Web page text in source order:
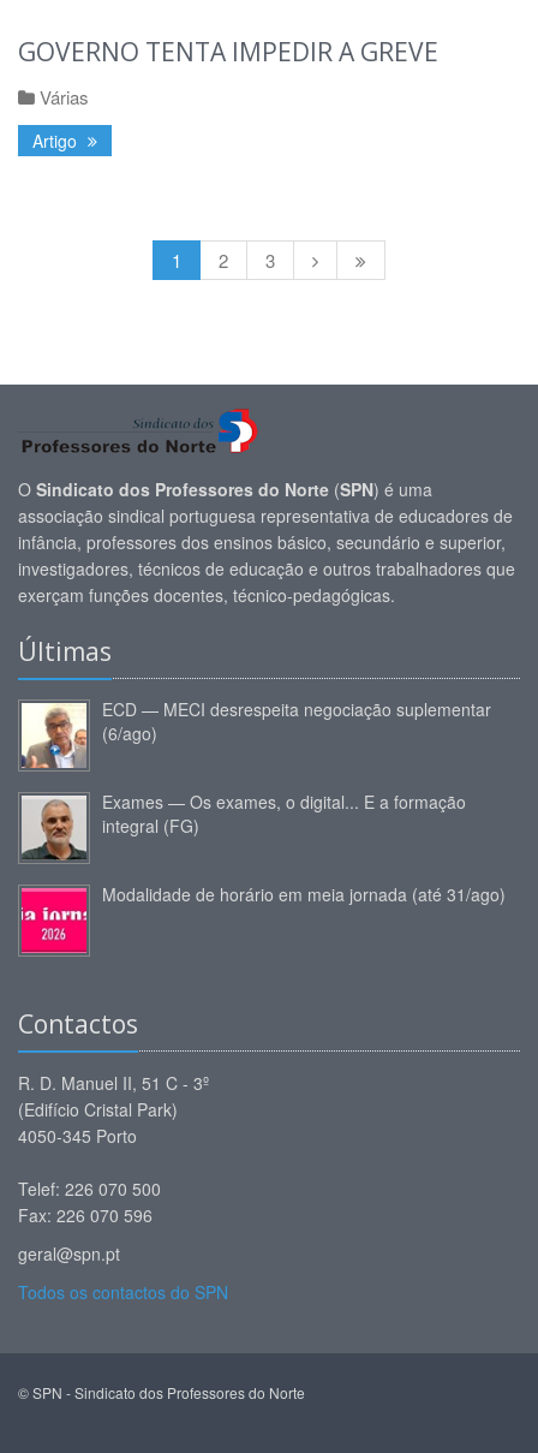
GOVERNO TENTA IMPEDIR A GREVE
Várias
Artigo
1 2 3
O Sindicato dos Professores do Norte (SPN) é uma
associação sindical portuguesa representativa de educadores de
infância, professores dos ensinos básico, secundário e superior,
investigadores, técnicos de educação e outros trabalhadores que
exerçam funções docentes, técnico-pedagógicas.
Últimas
ECD — MECI desrespeita negociação suplementar
(6/ago)
Exames — Os exames, o digital... E a formação
integral (FG)
Modalidade de horário em meia jornada (até 31/ago)
Contactos
R. D. Manuel II, 51 C - 3º
(Edifício Cristal Park)
4050-345 Porto
Telef: 226 070 500
Fax: 226 070 596
geral@spn.pt
Todos os contactos do SPN
© SPN - Sindicato dos Professores do Norte